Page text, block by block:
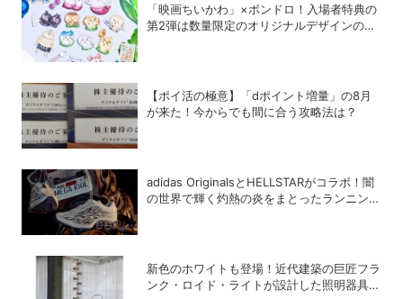
「映画ちいかわ」×ボンドロ！入場者特典の
第2弾は数量限定のオリジナルデザインのボ
【ポイ活の極意】「dポイント増量」の8月
が来た！今からでも間に合う攻略法は？
adidas OriginalsとHELLSTARがコラボ！闇
の世界で輝く灼熱の炎をまとったランニング
新色のホワイトも登場！近代建築の巨匠フラ
ンク・ロイド・ライトが設計した照明器具の